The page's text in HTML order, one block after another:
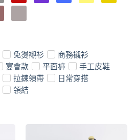
免燙襯衫
商務襯衫
宴會款 平面褲
手工皮鞋
拉鍊領帶
日常穿搭
領結